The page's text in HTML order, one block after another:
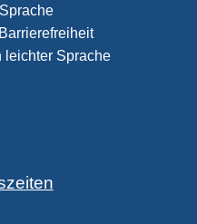
leichter Sprache